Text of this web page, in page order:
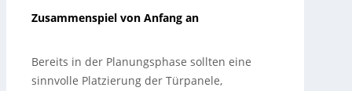
Zusammenspiel von Anfang an
Bereits in der Planungsphase sollten eine
sinnvolle Platzierung der Türpanele,